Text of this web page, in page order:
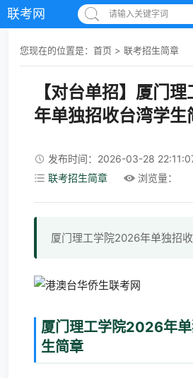
联考网 请输入关键字词
您现在的位置是： 首页 > 联考招生简章
【对台单招】厦门
年单独招收台湾学生
发布时间：2026-03-28
联考招生简章
浏览量：
厦门理工学院2026年单独招
厦门理工学院2026年
生简章